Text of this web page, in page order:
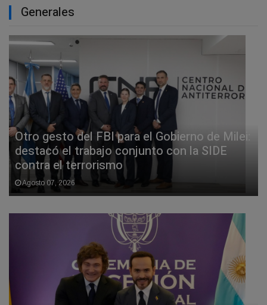
Generales
Otro gesto del FBI para el Gobierno de Milei:
destacó el trabajo conjunto con la SIDE
contra el terrorismo
Agosto 07, 2026